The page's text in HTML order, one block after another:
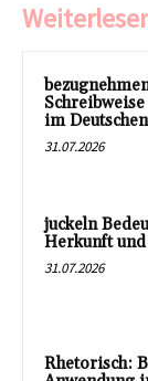
im Deutschen
31.07.2026
juckeln
Herkunft
31.07.2026
Rhetorisch: